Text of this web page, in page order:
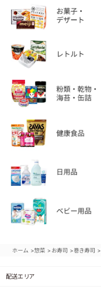
ホーム >惣菜 > お寿司 >巻き寿司 >
配送エリア